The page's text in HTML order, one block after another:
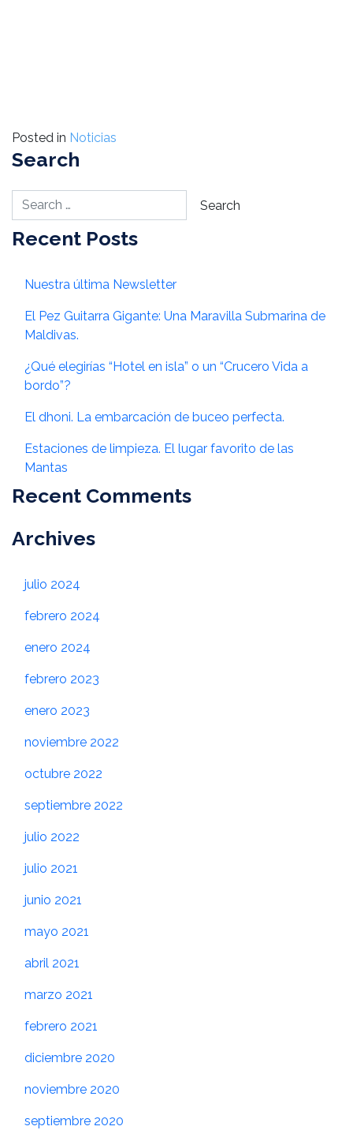
Posted in Noticias
Search
Recent Posts
Nuestra última Newsletter
El Pez Guitarra Gigante: Una Maravilla Submarina de
Maldivas.
¿Qué elegirías “Hotel en isla” o un “Crucero Vida a
bordo”?
El dhoni. La embarcación de buceo perfecta.
Estaciones de limpieza. El lugar favorito de las
Mantas
Recent Comments
Archives
julio 2024
febrero 2024
enero 2024
febrero 2023
enero 2023
noviembre 2022
octubre 2022
septiembre 2022
julio 2022
julio 2021
junio 2021
mayo 2021
abril 2021
marzo 2021
febrero 2021
diciembre 2020
noviembre 2020
septiembre 2020